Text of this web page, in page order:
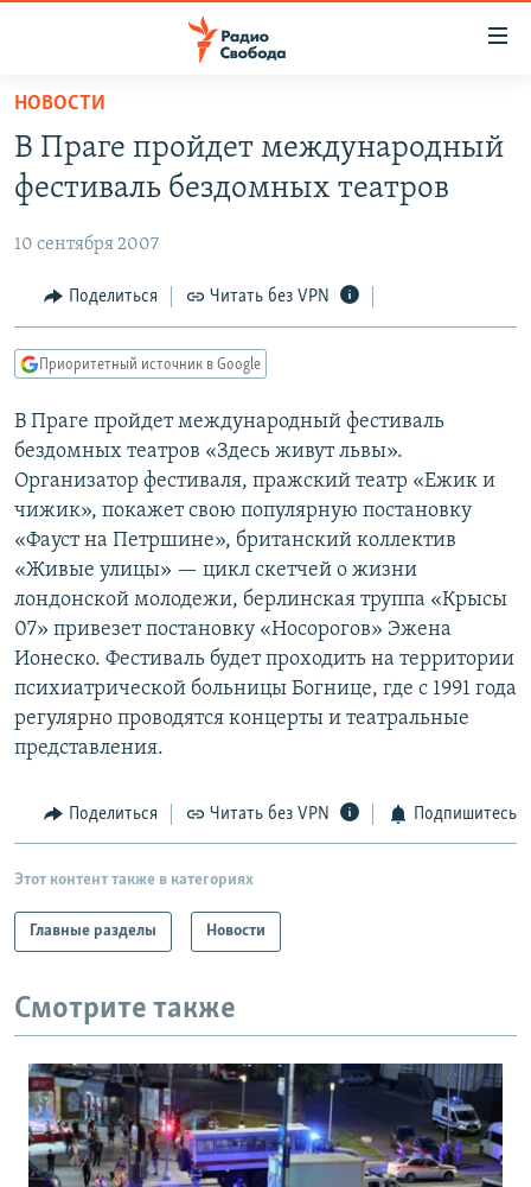
упрощенного
доступа
Вернуться
основному
Вернутся
главной
навигации
Вернутся
поиску
ПОДКАСТЫ
АВТОРСКИЕ ПРОЕКТЫ
ЦИТАТЫ СВОБОДЫ
МНЕНИЯ
IDEL.РЕАЛИИ
КАВКАЗ.РЕАЛИИ
СЕВЕР.РЕАЛИИ
СИБИРЬ.РЕАЛИИ
РАСПИСАНИЕ ВЕЩАНИЯ
ПОДПИШИТЕСЬ НА РАССЫЛКУ
СОЦИАЛЬНЫЕ СЕТИ
Все сайты РСЕ/РС
НОВОСТИ
В Праге пройдет международный
фестиваль бездомных театров
10 сентября 2007
Поделиться Читать без VPN
Приоритетный источник в Google
В Праге пройдет международный фестиваль
бездомных театров «Здесь живут львы».
Организатор фестиваля, пражский театр «Ежик и
чижик», покажет свою популярную постановку
«Фауст на Петршине», британский коллектив
«Живые улицы» — цикл скетчей о жизни
лондонской молодежи, берлинская труппа «Крысы
07» привезет постановку «Носорогов» Эжена
Ионеско. Фестиваль будет проходить на территории
психиатрической больницы Богнице, где с 1991 года
регулярно проводятся концерты и театральные
представления.
Поделиться Читать без VPN Подпишитесь
Этот контент также в категориях
Главные разделы Новости
Смотрите также